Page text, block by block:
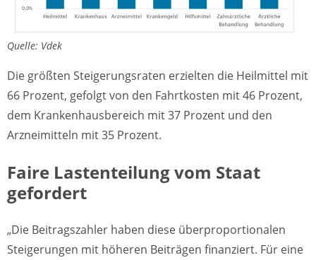
Quelle: Vdek
Die größten Steigerungsraten erzielten die Heilmittel mit
66 Prozent, gefolgt von den Fahrtkosten mit 46 Prozent,
dem Krankenhausbereich mit 37 Prozent und den
Arzneimitteln mit 35 Prozent.
Faire Lastenteilung vom Staat
gefordert
„Die Beitragszahler haben diese überproportionalen
Steigerungen mit höheren Beiträgen finanziert. Für eine